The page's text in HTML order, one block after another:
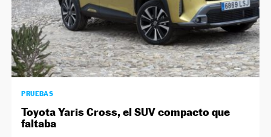
PRUEBAS
Toyota Yaris Cross, el SUV compacto que
faltaba